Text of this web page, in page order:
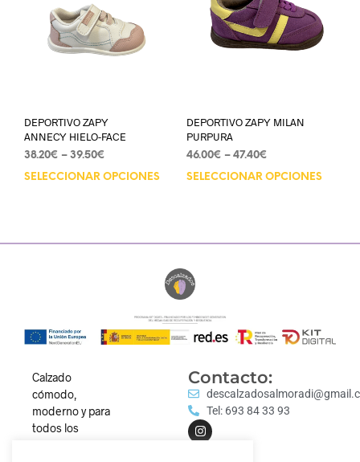
DEPORTIVO ZAPY
ANNECY HIELO-FACE
38.20€ – 39.50€
SELECCIONAR OPCIONES
DEPORTIVO ZAPY MILAN
PURPURA
46.00€ – 47.40€
SELECCIONAR OPCIONES
Calzado
cómodo,
moderno y para
todos los
Contacto:
Tel: 693 84 33 93